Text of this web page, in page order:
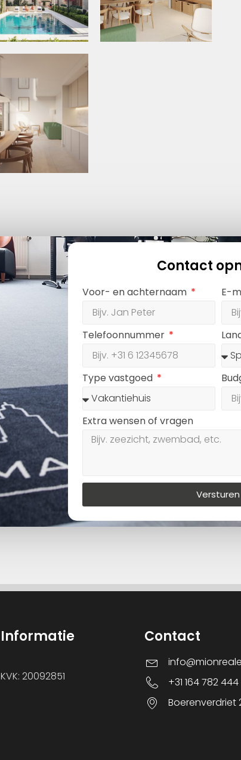
Contact
Voor- en achternaam E-
Telefoonnummer
Type vastgoed
Extra wensen of vragen
Versturen
Informatie
KVK: 20092851
Contact
+31 164 782 444
Boerenverdriet